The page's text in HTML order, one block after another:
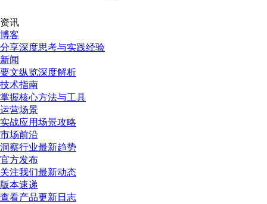
资讯
博客
分享深度思考与实践经验
新闻
要文纵览深度解析
技术指南
掌握核心方法与工具
运营场景
实战应用场景攻略
市场前沿
洞察行业最新趋势
官方发布
关注我们最新动态
版本速递
查看产品更新日志